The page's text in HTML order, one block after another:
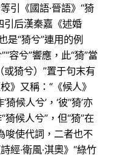
引《國語·晉語》“猗
引后漢秦嘉《述婚
是“猗兮”連用的例
容兮”響應，此“猗”當
猗兮）”置于句末有
》又稱：“《候人》
候人兮’，‘彼’‘猗’亦
猗候人兮”，但“猗”在
唆使代詞，二者也不
經·衛風·淇奧》“綠竹